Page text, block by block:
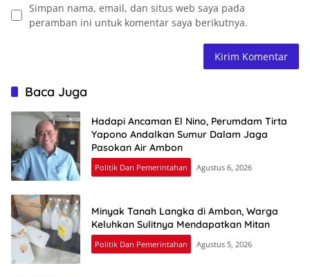
Simpan nama, email, dan situs web saya pada
peramban ini untuk komentar saya berikutnya.
Baca Juga
Hadapi Ancaman El Nino, Perumdam Tirta
Yapono Andalkan Sumur Dalam Jaga
Pasokan Air Ambon
Politik Dan Pemerintahan Agustus 6, 2026
Minyak Tanah Langka di Ambon, Warga
Keluhkan Sulitnya Mendapatkan Mitan
Politik Dan Pemerintahan Agustus 5, 2026